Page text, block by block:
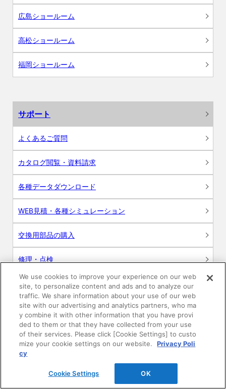
広島ショールーム
高松ショールーム
福岡ショールーム
サポート
よくあるご質問
カタログ閲覧・資料請求
各種データダウンロード
WEB見積・各種シミュレーション
交換用部品の購入
修理・点検
お問い合わせ
ログイン
建築・設計関係者様向けサイト
ユーザー登録サービス
WEB見積システム
We use cookies to improve your experience on our web
site, to personalize content and ads and to analyze our
traffic. We share information about your use of our web
site with our advertising and analytics partners, who ma
y combine it with other information that you have provi
ded to them or that they have collected from your use
of their services. Please click [Cookie Settings] to custo
mize your cookie settings on our website.
Privacy Poli
cy
Cookie Settings OK